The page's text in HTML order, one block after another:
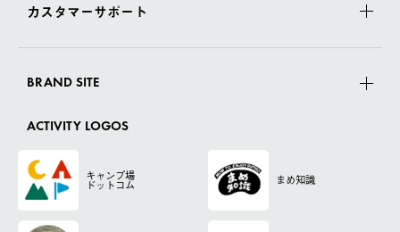
カスタマーサポート
BRAND SITE
ACTIVITY LOGOS
キャンプ場
ドットコム まめ知識